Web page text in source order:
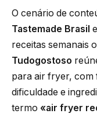
O cenário de
Tastemade Brasil e
receitas semanais
Tudogostoso
para air fryer,
dificuldade e
termo «air fryer